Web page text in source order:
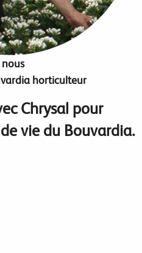
nous
horticulteur
Chrysal pour
vie du Bouvardia.